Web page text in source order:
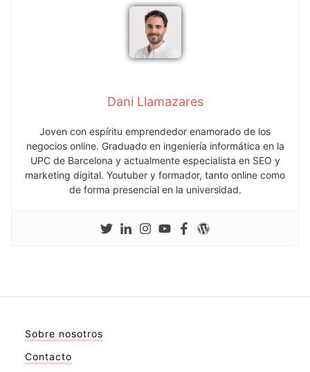
Dani Llamazares
Joven con espíritu emprendedor enamorado de los
negocios online. Graduado en ingeniería informática en la
UPC de Barcelona y actualmente especialista en SEO y
marketing digital. Youtuber y formador, tanto online como
de forma presencial en la universidad.
Sobre nosotros
Contacto